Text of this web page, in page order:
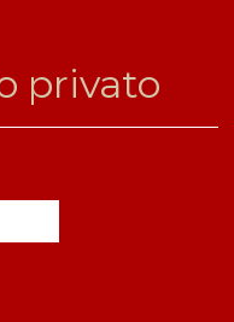
privato